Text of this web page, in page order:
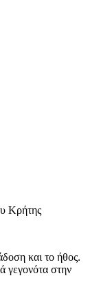
Κρήτης
και το ήθος.
γεγονότα στην